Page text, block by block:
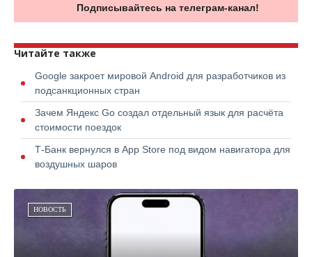
Подписывайтесь на телеграм-канал!
Читайте также
Google закроет мировой Android для разработчиков из
подсанкционных стран
Зачем Яндекс Go создал отдельный язык для расчёта
стоимости поездок
Т-Банк вернулся в App Store под видом навигатора для
воздушных шаров
НОВОСТЬ